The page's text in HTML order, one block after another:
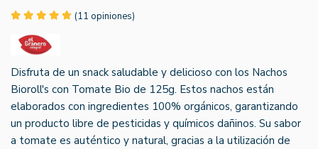
(11 opiniones)
Disfruta de un snack saludable y delicioso con los Nachos
Bioroll's con Tomate Bio de 125g. Estos nachos están
elaborados con ingredientes 100% orgánicos, garantizando
un producto libre de pesticidas y químicos dañinos. Su sabor
a tomate es auténtico y natural, gracias a la utilización de